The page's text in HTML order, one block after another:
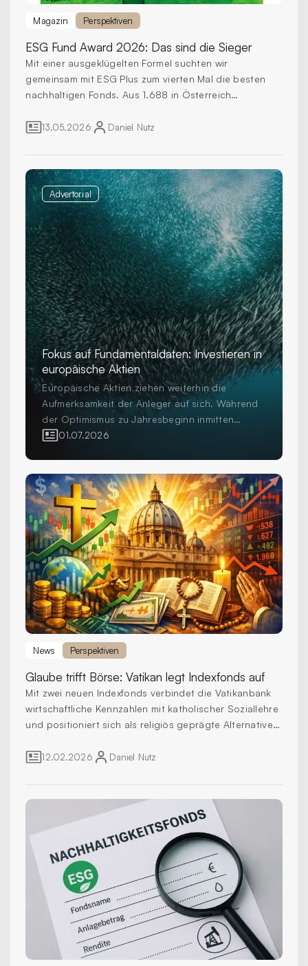
Magazin Perspektiven
ESG Fund Award 2026: Das sind die Sieger
Mit einer ausgeklügelten Formel suchten wir
gemeinsam mit ESG Plus zum vierten Mal die besten
nachhaltigen Fonds. Aus 1.688 in Österreich
von 1,6 Billionen Euro zeichnen wir 46 Fonds mit dem
13.05.2026 Daniel Nutz
Advertorial
Fokus auf Fundamentaldaten: Investieren in
europäische Aktien
Europäische Aktien ziehen weiterhin die
Aufmerksamkeit der Anleger auf sich. Während
der Optimismus zu Jahresbeginn inmitten
erhöhter Volatilität und geopolitischer
als wichtigen Bestandteil diversifizierter
Aktienportfolios. Die Frage für professionelle
Anleger ist nicht mehr, ob sie in Europa
investieren sollen, sondern wie sie dies tun.
01.07.2026
News Perspektiven
Glaube trifft Börse: Vatikan legt Indexfonds auf
Mit zwei neuen Indexfonds verbindet die Vatikanbank
wirtschaftliche Kennzahlen mit katholischer Soziallehre
und positioniert sich als religiös geprägte Alternative
12.02.2026 Daniel Nutz